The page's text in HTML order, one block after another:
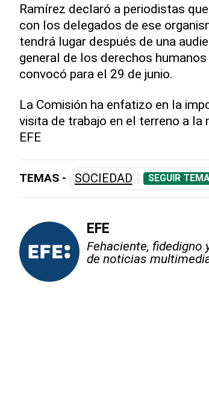
Ramírez declaró a periodistas
con los delegados de ese
tendrá lugar después de una
general de los derechos
convocó para el 29 de junio.
La Comisión ha enfatizo en la
visita de trabajo en el terreno a la
EFE
TEMAS - SOCIEDAD SEGUIR
EFE
Fehaciente, fidedigno
de noticias